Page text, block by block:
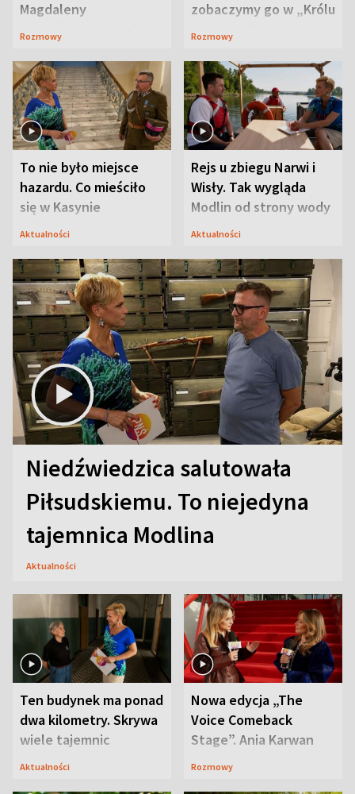
Magdaleny
Waligórskiej-Lisieckiej.
Rozmowy
zobaczymy go w „Królu
Maciusiu I”
Rozmowy
To nie było miejsce
hazardu. Co mieściło
się w Kasynie
Oficerskim?
Aktualności
Rejs u zbiegu Narwi i
Wisły. Tak wygląda
Modlin od strony wody
Aktualności
Niedźwiedzica salutowała
Piłsudskiemu. To niejedyna
tajemnica Modlina
Aktualności
Ten budynek ma ponad
dwa kilometry. Skrywa
wiele tajemnic
Aktualności
Nowa edycja „The
Voice Comeback
Stage”. Ania Karwan
zapowiada
Rozmowy